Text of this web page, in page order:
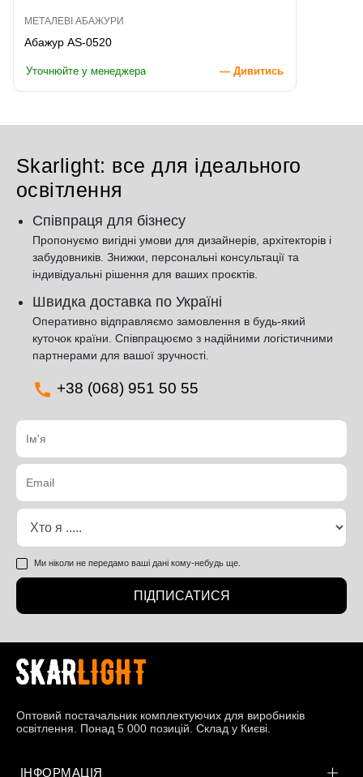
МЕТАЛЕВІ АБАЖУРИ
Абажур AS-0520
Уточнюйте у менеджера — Дивитись
Skarlight: все для ідеального
освітлення
Співпраця для бізнесу
Пропонуємо вигідні умови для дизайнерів, архітекторів і
забудовників. Знижки, персональні консультації та
індивідуальні рішення для ваших проєктів.
Швидка доставка по Україні
Оперативно відправляємо замовлення в будь-який
куточок країни. Співпрацюємо з надійними логістичними
партнерами для вашої зручності.
+38 (068) 951 50 55
Ми ніколи не передамо ваші дані кому-небудь ще.
ПІДПИСАТИСЯ
Оптовий постачальник комплектуючих для виробників
освітлення. Понад 5 000 позицій. Склад у Києві.
ІНФОРМАЦІЯ